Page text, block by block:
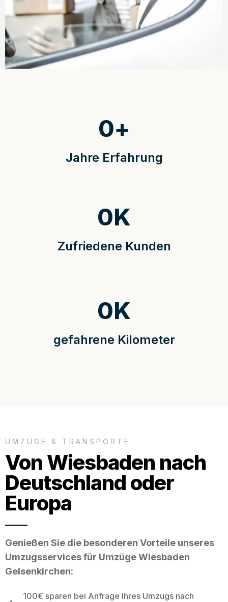
Jahre Erfahrung
0+
Zufriedene Kunden
0K
gefahrene Kilometer
0K
UMZÜGE & TRANSPORTE
Von Wiesbaden nach
Deutschland oder
Europa
Genießen Sie die besonderen Vorteile unseres
Umzugsservices für Umzüge Wiesbaden
Gelsenkirchen:
100€ sparen bei Anfrage Ihres Umzugs nach